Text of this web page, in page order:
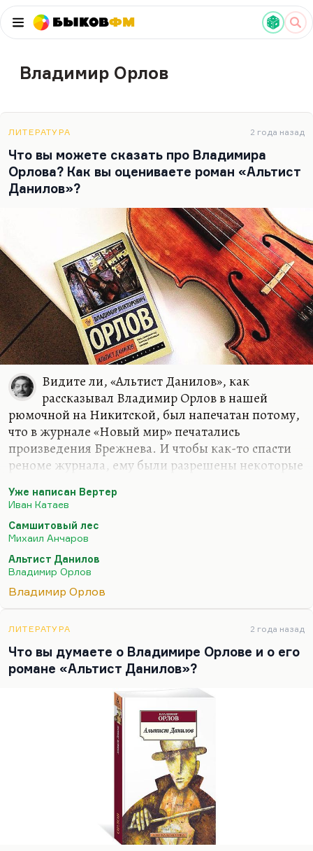
БыковФМ
Владимир Орлов
ЛИТЕРАТУРА 2 года назад
Что вы можете сказать про Владимира
Орлова? Как вы оцениваете роман «Альтист
Данилов»?
Видите ли, «Альтист Данилов», как
рассказывал Владимир Орлов в нашей
рюмочной на Никитской, был напечатан потому,
что в журнале «Новый мир» печатались
произведения Брежнева. И чтобы как-то спасти
реноме журнала, ему были разрешены некоторые
не в смысле мусора, а в смысле отступления от. В
первый – «Самшитовый лес» Анчарова, второй –
«Уже написан Вертер» Катаева (в котором даже
Троцкий упомянут, правда, не прямо), а третий –
«Альтист Данилов». Роман, который принес
нечеловеческую славу Владимиру Орлову и как бы
Тогда принято было говорить, что Орлов –…
Уже написан Вертер
Иван Катаев
Самшитовый лес
Михаил Анчаров
Альтист Данилов
Владимир Орлов
Владимир Орлов
ЛИТЕРАТУРА 2 года назад
Что вы думаете о Владимире Орлове и о его
романе «Альтист Данилов»?